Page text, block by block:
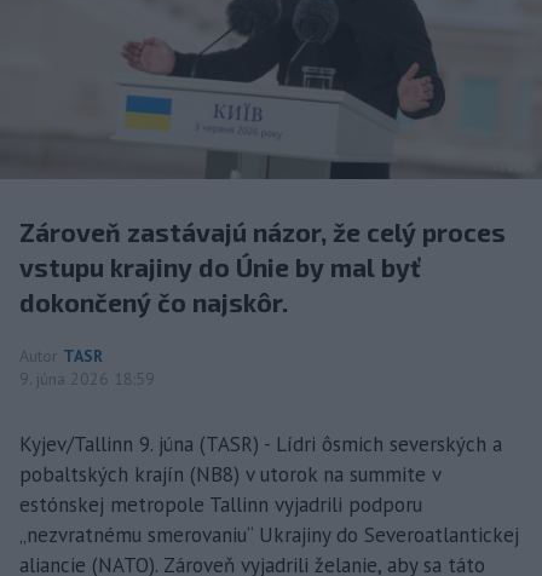
Zároveň zastávajú názor, že celý proces
vstupu krajiny do Únie by mal byť
dokončený čo najskôr.
Autor TASR
9. júna 2026 18:59
Kyjev/Tallinn 9. júna (TASR) - Lídri ôsmich severských a
pobaltských krajín (NB8) v utorok na summite v
estónskej metropole Tallinn vyjadrili podporu
„nezvratnému smerovaniu“ Ukrajiny do Severoatlantickej
aliancie (NATO). Zároveň vyjadrili želanie, aby sa táto